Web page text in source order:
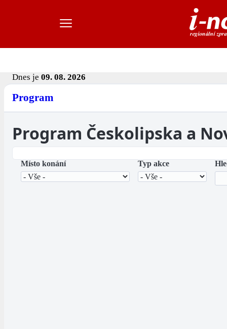
Dnes je 09. 08. 2026
Program
Program Českolipska a
Místo konání Typ akce